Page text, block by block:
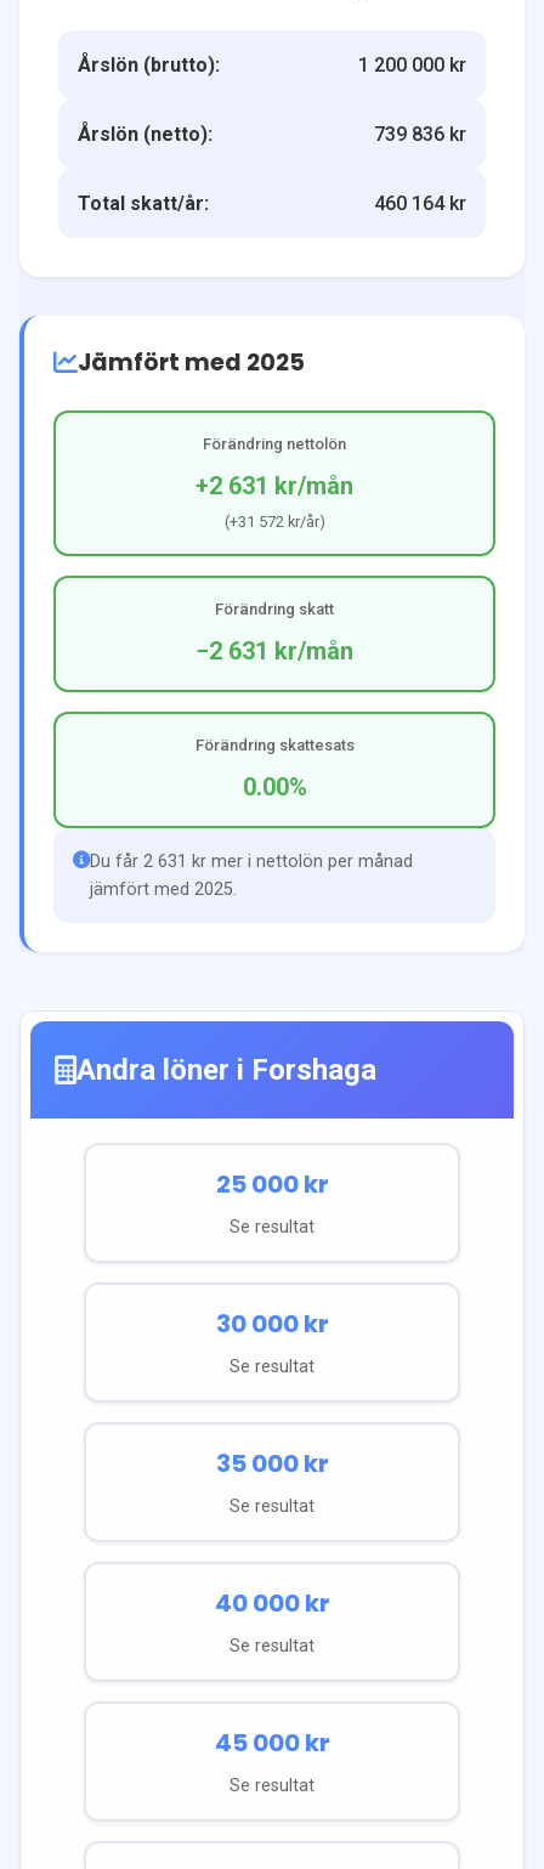
Årslön (brutto): 1 200 000 kr
Årslön (netto): 739 836 kr
Total skatt/år: 460 164 kr
Jämfört med 2025
Förändring nettolön
+2 631 kr/mån
(+31 572 kr/år)
Förändring skatt
−2 631 kr/mån
Förändring skattesats
0.00%
Du får 2 631 kr mer i nettolön per månad
jämfört med 2025.
Andra löner i Forshaga
25 000kr
Se resultat
30 000kr
Se resultat
35 000kr
Se resultat
40 000kr
Se resultat
45 000kr
Se resultat